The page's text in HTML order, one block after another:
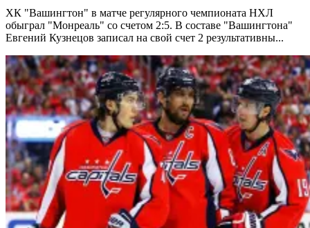
ХК "Вашингтон" в матче регулярного чемпионата НХЛ
обыграл "Монреаль" со счетом 2:5. В составе "Вашингтона"
Евгений Кузнецов записал на свой счет 2 результативны...